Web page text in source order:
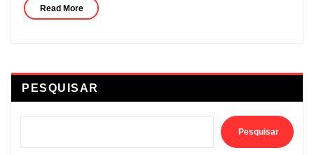
Read More
PESQUISAR
Pesquisar